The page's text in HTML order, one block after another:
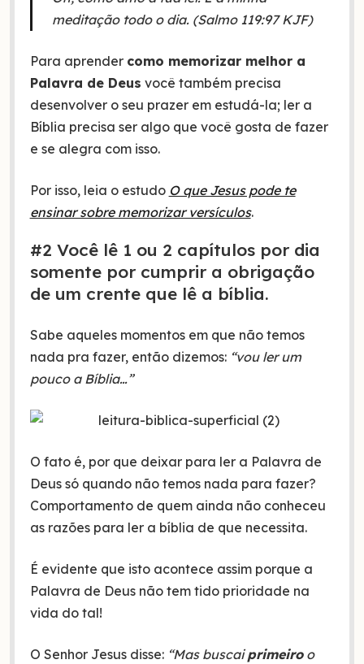
meditação todo o dia. (Salmo 119:97 KJF)
Para aprender como memorizar melhor a
Palavra de Deus você também precisa
desenvolver o seu prazer em estudá-la; ler a
Bíblia precisa ser algo que você gosta de fazer
e se alegra com isso.
Por isso, leia o estudo O que Jesus pode te
ensinar sobre memorizar versículos.
#2 Você lê 1 ou 2 capítulos por dia
somente por cumprir a obrigação
de um crente que lê a bíblia.
Sabe aqueles momentos em que não temos
nada pra fazer, então dizemos: “vou ler um
pouco a Bíblia…”
O fato é, por que deixar para ler a Palavra de
Deus só quando não temos nada para fazer?
Comportamento de quem ainda não conheceu
as razões para ler a bíblia de que necessita.
É evidente que isto acontece assim porque a
Palavra de Deus não tem tido prioridade na
vida do tal!
O Senhor Jesus disse: “Mas buscaiprimeiroo